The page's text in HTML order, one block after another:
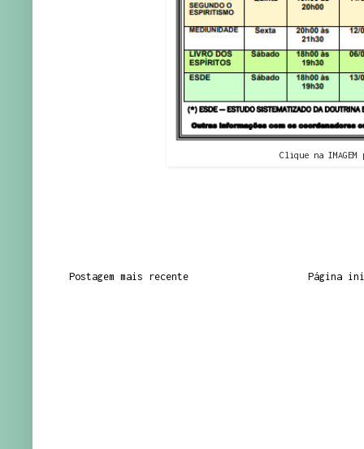
Clique na
Postagem mais recente Página